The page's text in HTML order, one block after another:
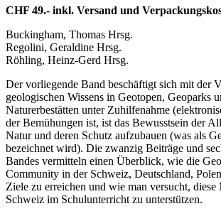
CHF 49.- inkl. Versand und
Buckingham, Thomas Hrsg.
Regolini, Geraldine Hrsg.
Röhling, Heinz-Gerd Hrsg.
Der vorliegende Band beschäftigt sich mit der
geologischen Wissens in Geotopen, Geoparks
Naturerbestätten unter Zuhilfenahme
der Bemühungen ist, ist das Bewusstsein der
Natur und deren Schutz aufzubauen (was als
bezeichnet wird). Die zwanzig Beiträge und
Bandes vermitteln einen Überblick, wie die
Community in der Schweiz, Deutschland,
Ziele zu erreichen und wie man versucht, diese
Schweiz im Schulunterricht zu unterstützen.